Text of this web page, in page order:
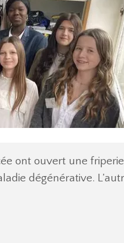
ont ouvert une
dégénérative.